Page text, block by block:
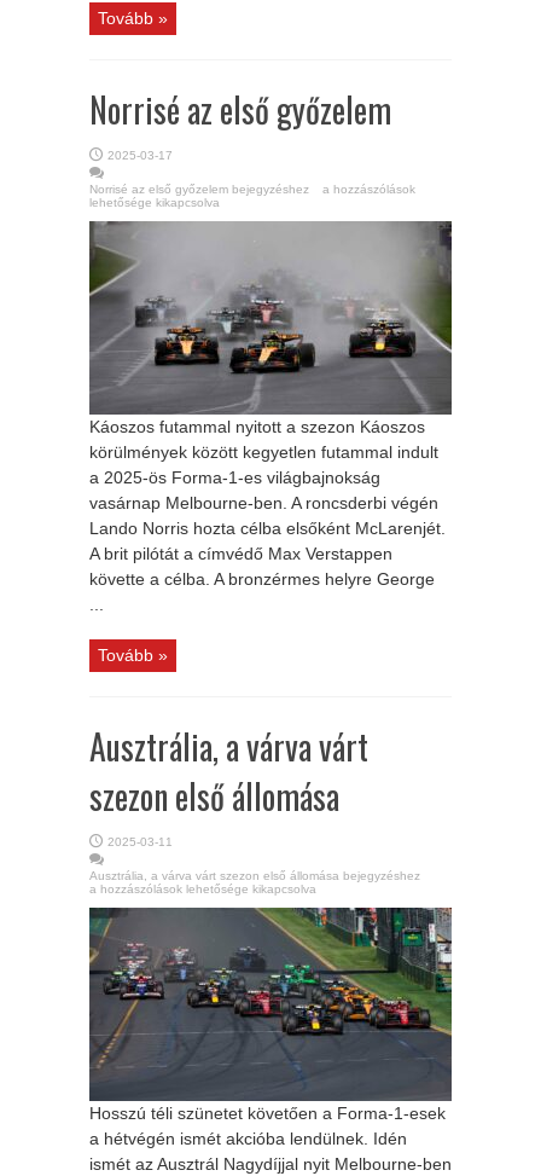
Tovább »
Norrisé az első győzelem
2025-03-17
Norrisé az első győzelem bejegyzéshez
a hozzászólások
lehetősége kikapcsolva
Káoszos futammal nyitott a szezon Káoszos
körülmények között kegyetlen futammal indult
a 2025-ös Forma-1-es világbajnokság
vasárnap Melbourne-ben. A roncsderbi végén
Lando Norris hozta célba elsőként McLarenjét.
A brit pilótát a címvédő Max Verstappen
követte a célba. A bronzérmes helyre George
Tovább »
Ausztrália, a várva várt
szezon első állomása
2025-03-11
Ausztrália, a várva várt szezon első állomása bejegyzéshez
a hozzászólások lehetősége kikapcsolva
Hosszú téli szünetet követően a Forma-1-esek
a hétvégén ismét akcióba lendülnek. Idén
ismét az Ausztrál Nagydíjjal nyit Melbourne-ben